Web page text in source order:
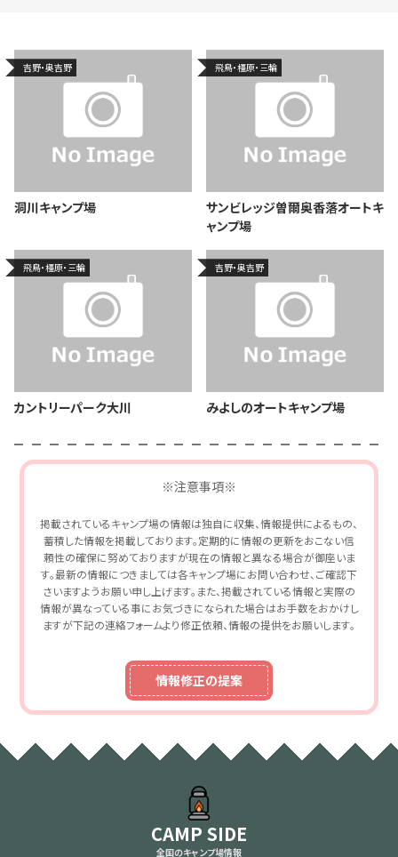
吉野・奥吉野
洞川キャンプ場
飛鳥・橿原・三輪
サンビレッジ曽爾奥香落オートキ
ャンプ場
飛鳥・橿原・三輪
カントリーパーク大川
吉野・奥吉野
みよしのオートキャンプ場
※注意事項※
掲載されているキャンプ場の情報は独自に収集、情報提供によるもの、
蓄積した情報を掲載しております。定期的に情報の更新をおこない信
頼性の確保に努めておりますが現在の情報と異なる場合が御座いま
す。最新の情報につきましては各キャンプ場にお問い合わせ、ご確認下
さいますようお願い申し上げます。また、掲載されている情報と実際の
情報が異なっている事にお気づきになられた場合はお手数をおかけし
ますが下記の連絡フォームより修正依頼、情報の提供をお願いします。
情報修正の提案
CAMP SIDE
全国のキャンプ場情報